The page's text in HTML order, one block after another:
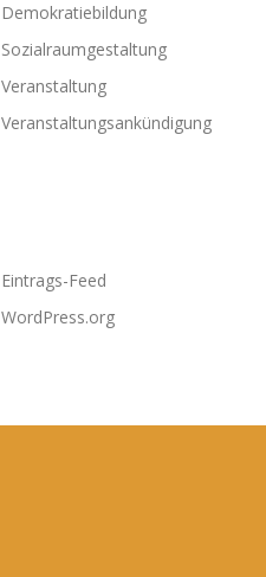
Demokratiebildung
Sozialraumgestaltung
Veranstaltung
Veranstaltungsankündigung
Eintrags-Feed
WordPress.org